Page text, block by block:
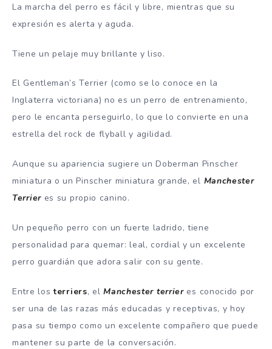
La marcha del perro es fácil y libre, mientras que su
expresión es alerta y aguda.
Tiene un pelaje muy brillante y liso.
El Gentleman’s Terrier (como se lo conoce en la
Inglaterra victoriana) no es un perro de entrenamiento,
pero le encanta perseguirlo, lo que lo convierte en una
estrella del rock de flyball y agilidad.
Aunque su apariencia sugiere un Doberman Pinscher
miniatura o un Pinscher miniatura grande, el Manchester
Terrieres su propio canino.
Un pequeño perro con un fuerte ladrido, tiene
personalidad para quemar: leal, cordial y un excelente
perro guardián que adora salir con su gente.
Entre losterriers, elManchester terrieres conocido por
ser una de las razas más educadas y receptivas, y hoy
pasa su tiempo como un excelente compañero que puede
mantener su parte de la conversación.